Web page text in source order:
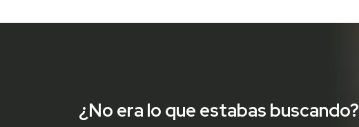
¿No era lo que estabas buscando?